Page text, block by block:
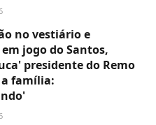
no vestiário e
jogo do Santos,
presidente do Remo
família: